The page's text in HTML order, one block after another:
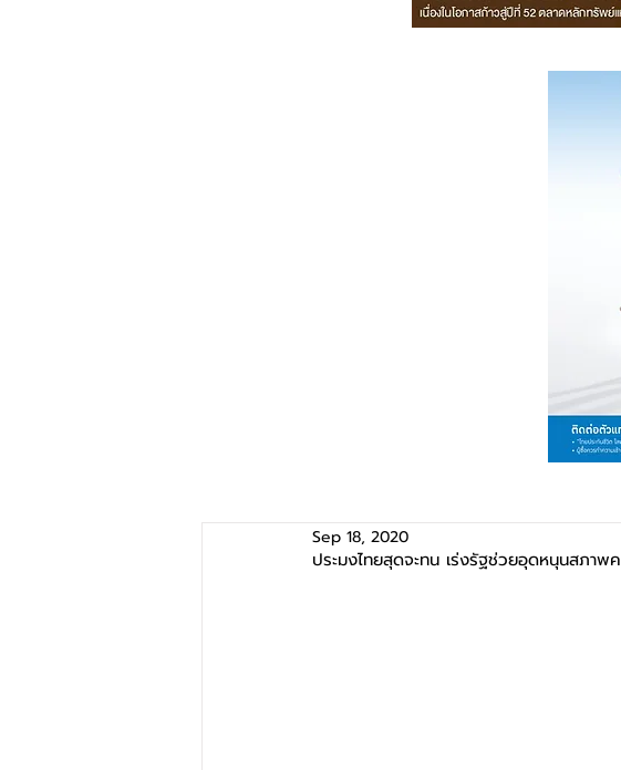
ประมงไทยสุดจะทน เร่งรัฐช่วยอุดหนุนสภาพ
Sep 18, 2020